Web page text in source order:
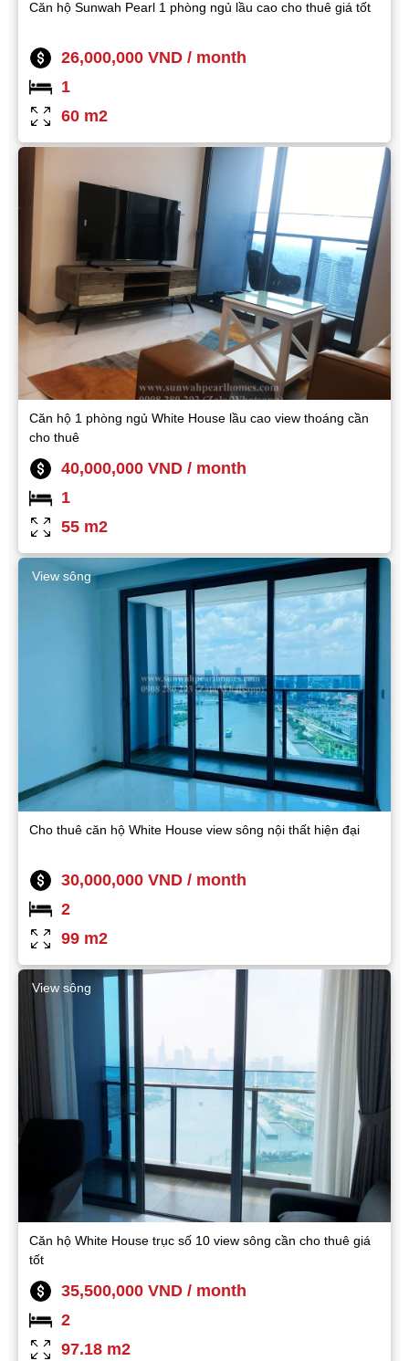
Căn hộ Sunwah Pearl 1 phòng ngủ lầu cao cho thuê giá tốt
26,000,000 VND / month
1
60 m2
Căn hộ 1 phòng ngủ White House lầu cao view thoáng cần
cho thuê
40,000,000 VND / month
1
55 m2
View sông
Cho thuê căn hộ White House view sông nội thất hiện đại
30,000,000 VND / month
2
99 m2
View sông
Căn hộ White House trục số 10 view sông cần cho thuê giá
tốt
35,500,000 VND / month
2
97.18 m2